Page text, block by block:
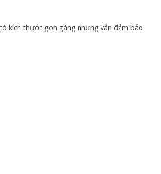
kích thước gọn gàng nhưng vẫn đảm bảo